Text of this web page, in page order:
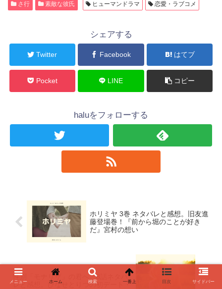
さ行 素敵な彼氏 ヒューマンドラマ 恋愛・ラブコメ
シェアする
Twitter Facebook はてブ
Pocket LINE コピー
haluをフォローする
ホリミヤ 3巻 ネタバレと感想。旧友進
藤登場巻！『前から堀のことが好き
だ』宮村の想い
性別「モナリザ」の君へ。8話ネタバ
レと感想。ひなせとりつの初デート・
メニュー ホーム 検索 一番上 目次 サイドバー